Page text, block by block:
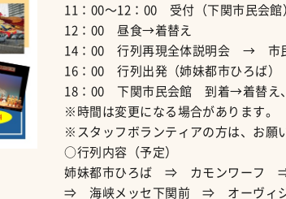
11：00～12：00 受付（下関市民会館）
12：00 昼食→着替え
14：00 行列再現全体説明会 → 市民
16：00 行列出発（姉妹都市ひろば）
18：00 下関市民会館 到着→着替え
※時間は変更になる場合があります。
※スタッフボランティアの方は、お願
○行列内容（予定）
姉妹都市ひろば ⇒ カモンワーフ
⇒ 海峡メッセ下関前 ⇒ オーヴィ